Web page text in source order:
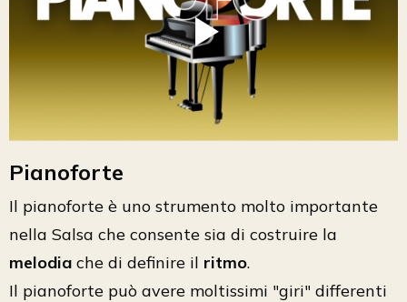
Pianoforte
Il pianoforte è uno strumento molto importante
nella Salsa che consente sia di costruire la
melodia che di definire il ritmo.
Il pianoforte può avere moltissimi "giri" differenti